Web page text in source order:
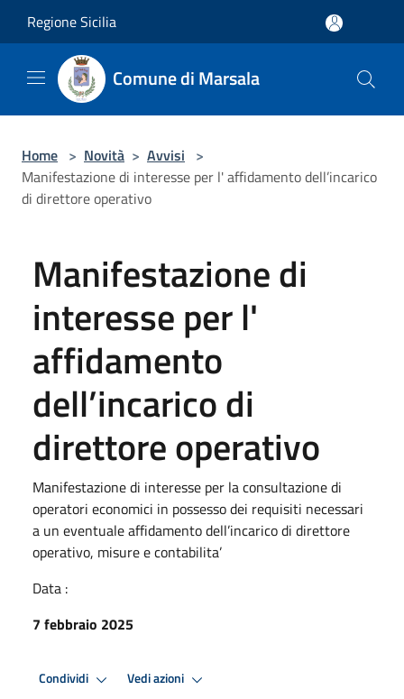
Regione Sicilia
Comune di Marsala
Home > Novità > Avvisi >
Manifestazione di interesse per l' affidamento dell’incarico
di direttore operativo
Manifestazione di
interesse per l'
affidamento
dell’incarico di
direttore operativo
Manifestazione di interesse per la consultazione di
operatori economici in possesso dei requisiti necessari
a un eventuale affidamento dell’incarico di direttore
operativo, misure e contabilita’
Data :
7 febbraio 2025
Condividi Vedi azioni